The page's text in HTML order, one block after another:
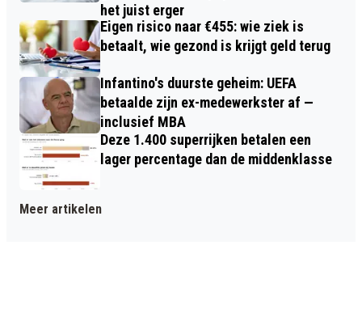
het juist erger
Eigen risico naar €455: wie ziek is
betaalt, wie gezond is krijgt geld terug
Infantino's duurste geheim: UEFA
betaalde zijn ex-medewerkster af —
inclusief MBA
Deze 1.400 superrijken betalen een
lager percentage dan de middenklasse
Meer artikelen